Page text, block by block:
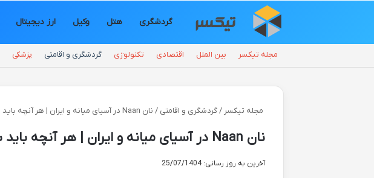
گردشگری هتل وکیل ارز دیجیتال
مجله تیکسر بین الملل اقتصادی تکنولوژی گردشگری و اقامتی پزشکی
مجله تیکسر / گردشگری و اقامتی / نان Naan در آسیای میانه و ایران | هر آنچه باید بدانید
نان Naan در آسیای میانه و ایران | هر آنچه باید بدانید
آخرین به روز رسانی: 25/07/1404